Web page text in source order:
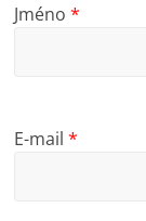
Jméno*
E-mail*